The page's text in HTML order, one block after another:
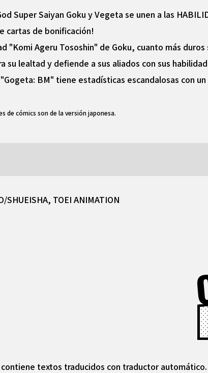
Super Saiyan Goku y Vegeta se unen a las
cartas de bonificación!
"Komi Ageru Tososhin" de Goku, cuanto más
su lealtad y defiende a sus aliados con sus
"Gogeta: BM" tiene estadísticas escandalosas con
de cómics son de la versión japonesa.
SHUEISHA, TOEI ANIMATION
textos traducidos con traductor